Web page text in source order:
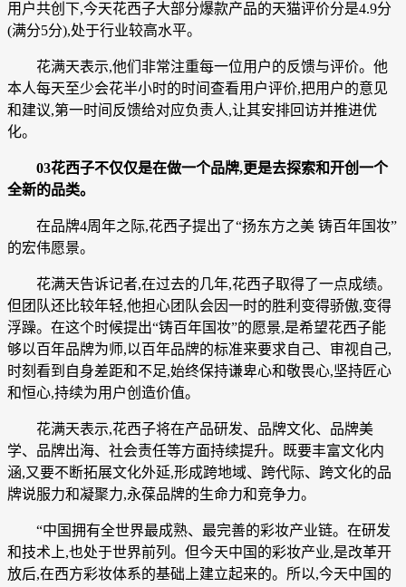
用户共创下,今天花西子大部分爆款产品的天猫评价分是4.9分
(满分5分),处于行业较高水平。
花满天表示,他们非常注重每一位用户的反馈与评价。他
本人每天至少会花半小时的时间查看用户评价,把用户的意见
和建议,第一时间反馈给对应负责人,让其安排回访并推进优
化。
03花西子不仅仅是在做一个品牌,更是去探索和开创一个
全新的品类。
在品牌4周年之际,花西子提出了“扬东方之美 铸百年国妆”
的宏伟愿景。
花满天告诉记者,在过去的几年,花西子取得了一点成绩。
但团队还比较年轻,他担心团队会因一时的胜利变得骄傲,变得
浮躁。在这个时候提出“铸百年国妆”的愿景,是希望花西子能
够以百年品牌为师,以百年品牌的标准来要求自己、审视自己,
时刻看到自身差距和不足,始终保持谦卑心和敬畏心,坚持匠心
和恒心,持续为用户创造价值。
花满天表示,花西子将在产品研发、品牌文化、品牌美
学、品牌出海、社会责任等方面持续提升。既要丰富文化内
涵,又要不断拓展文化外延,形成跨地域、跨代际、跨文化的品
牌说服力和凝聚力,永葆品牌的生命力和竞争力。
“中国拥有全世界最成熟、最完善的彩妆产业链。在研发
和技术上,也处于世界前列。但今天中国的彩妆产业,是改革开
放后,在西方彩妆体系的基础上建立起来的。所以,今天中国的